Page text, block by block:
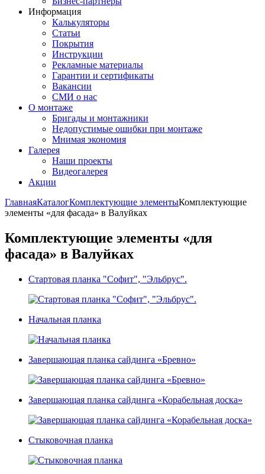
Информация
Калькуляторы
Статьи
Покрытия
Инструкции
Рекламные материалы
Гарантии и сертификаты
Вакансии
СМИ о нас
О монтаже
Бригады и монтажники
Недопустимые ошибки при монтаже
Мнимая экономия
Галерея
Наши проекты
Видеогалерея
Акции
ГлавнаяКаталогКомплектующие элементыКомплектующие
элементы «для фасада» в Валуйках
Комплектующие элементы «для
фасада» в Валуйках
Стартовая планка "Софит", "Эльбрус".
Начальная планка
Завершающая планка сайдинга «Бревно»
Завершающая планка сайдинга «Корабельная доска»
Стыковочная планка